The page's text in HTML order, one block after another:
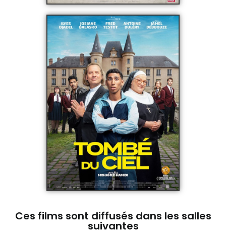
Ces films sont diffusés dans les salles
suivantes